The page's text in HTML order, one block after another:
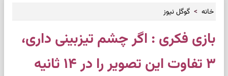
خانه گوگل نیوز
بازی فکری : اگر چشم تیزبینی داری،
۳ تفاوت این تصویر را در ۱۴ ثانیه